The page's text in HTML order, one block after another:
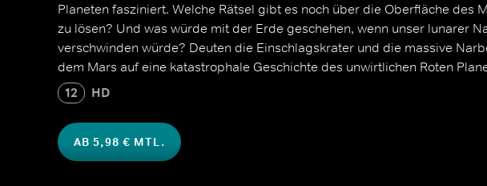
Planeten fasziniert. Welche Rätsel gibt es noch über die Oberfläche des
zu lösen? Und was würde mit der Erde geschehen, wenn unser lunarer
verschwinden würde? Deuten die Einschlagskrater und die massive
dem Mars auf eine katastrophale Geschichte des unwirtlichen Roten
12 HD
AB 5,98 € MTL.